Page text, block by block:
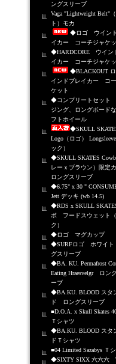
ングスリーブ
Vaga "Lightweight Belt"
ト）モカ
◆ロゴ ウイン
イカー コーチジャケ
◆HARDCORE ウイン
イカー コーチジャケ
◆BLACKOUT
インドブレイカー コ
ケット
◆コンプリートセット
ジング、ロングボード
フトホイール
◆SKULL
Logo（ロゴ）
ック）
◆SKULL SKATES
レーｘブラウン）限定
ロングスリーブ
◆6.75" x 30 "
Jett デッキ (wb 14.5)
◆RDS x SKULL
ボ フードスウェット
ク）
◆ロゴ マグカップ
◆SURFロゴ ホワイ
グスリーブ
◆BA. KU. Permafrost
Eating Hraesvelgr ロン
ーブ
◆BA.KU. BLOOD スタ
ド ロングスリーブ
■D.O.A. x Skull Skates
Ｔシャツ
◆BA.KU. BLOOD スタ
ドＴシャツ
■04 Limited Sazabys Ｔ
◆SIXTY SIXX 六六六